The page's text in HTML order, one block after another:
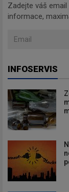
Zadejte váš
informace,
INFOSERVIS